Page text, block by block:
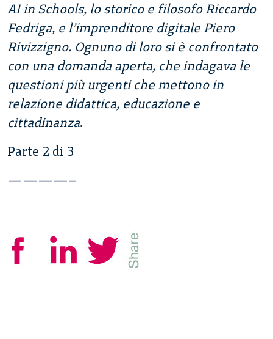
AI in Schools, lo storico e filosofo Riccardo
Fedriga, e l’imprenditore digitale Piero
Rivizzigno. Ognuno di loro si è confrontato
con una domanda aperta, che indagava le
questioni più urgenti che mettono in
relazione didattica, educazione e
cittadinanza.
Parte 2 di 3
————–